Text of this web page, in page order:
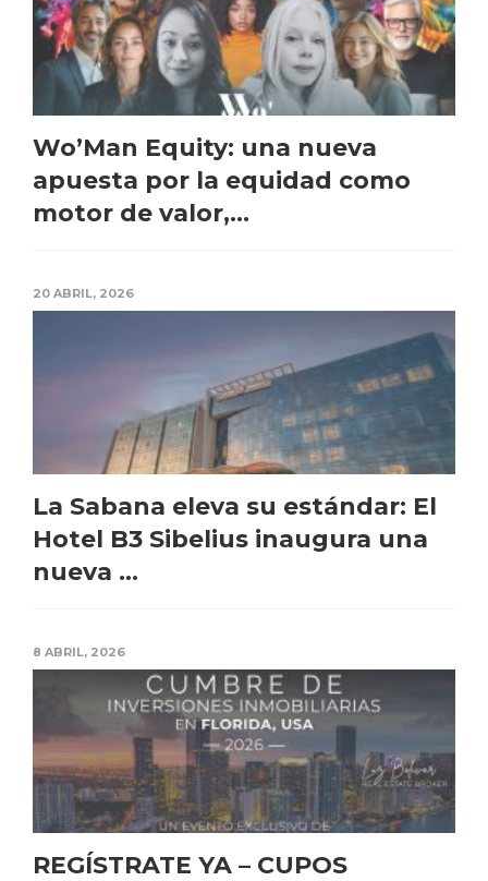
Wo’Man Equity: una nueva
apuesta por la equidad como
motor de valor,...
20 ABRIL, 2026
La Sabana eleva su estándar: El
Hotel B3 Sibelius inaugura una
nueva ...
8 ABRIL, 2026
REGÍSTRATE YA – CUPOS